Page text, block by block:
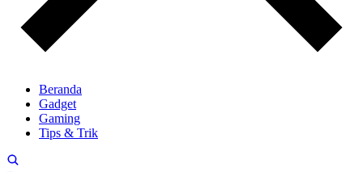
Beranda
Gadget
Gaming
Tips & Trik